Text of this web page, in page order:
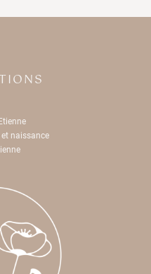
naissance